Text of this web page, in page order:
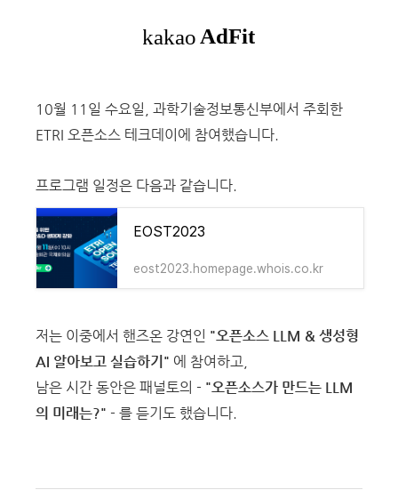
10월 11일 수요일, 과학기술정보통신부에서 주회한
ETRI 오픈소스 테크데이에 참여했습니다.
프로그램 일정은 다음과 같습니다.
EOST2023
eost2023.homepage.whois.co.kr
저는 이중에서 핸즈온 강연인 "오픈소스 LLM & 생성형
AI 알아보고 실습하기 " 에 참여하고,
남은 시간 동안은 패널토의 - "오픈소스가 만드는 LLM
의 미래는?" - 를 듣기도 했습니다.